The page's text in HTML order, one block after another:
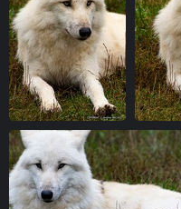
IMG 6876-1
vue 5159 fois